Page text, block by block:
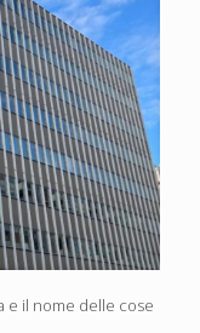
e il nome delle cose